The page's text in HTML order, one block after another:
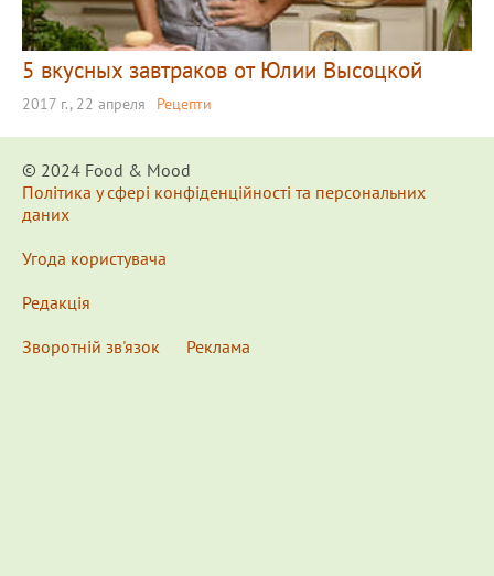
5 вкусных завтраков от Юлии Высоцкой
2017 г., 22 апреля Рецепти
© 2024 Food & Мood
Політика у сфері конфіденційності та персональних
даних
Угода користувача
Редакція
Зворотній зв'язок
Реклама